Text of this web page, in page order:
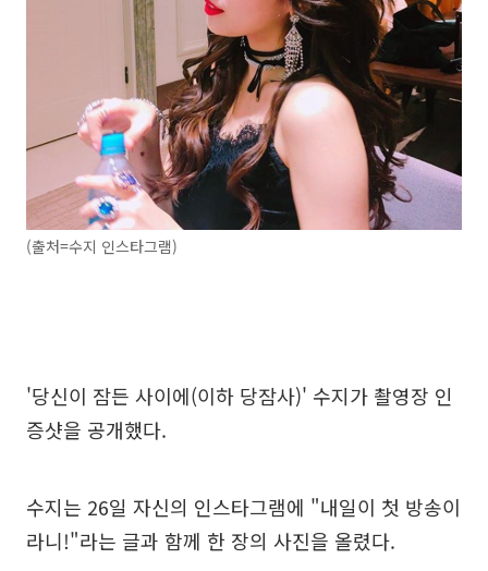
(출처=수지 인스타그램)
'당신이 잠든 사이에(이하 당잠사)' 수지가 촬영장 인
증샷을 공개했다.
수지는 26일 자신의 인스타그램에 "내일이 첫 방송이
라니!"라는 글과 함께 한 장의 사진을 올렸다.